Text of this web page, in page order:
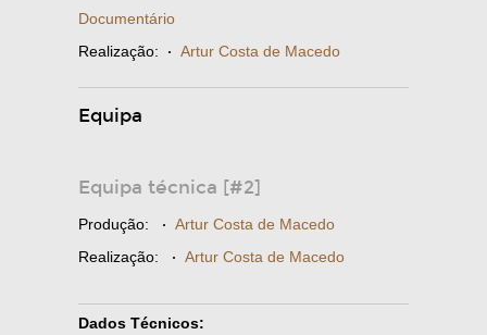
Documentário
Realização: · Artur Costa de Macedo
Equipa
Equipa técnica [#2]
Produção: · Artur Costa de Macedo
Realização: · Artur Costa de Macedo
Dados Técnicos: